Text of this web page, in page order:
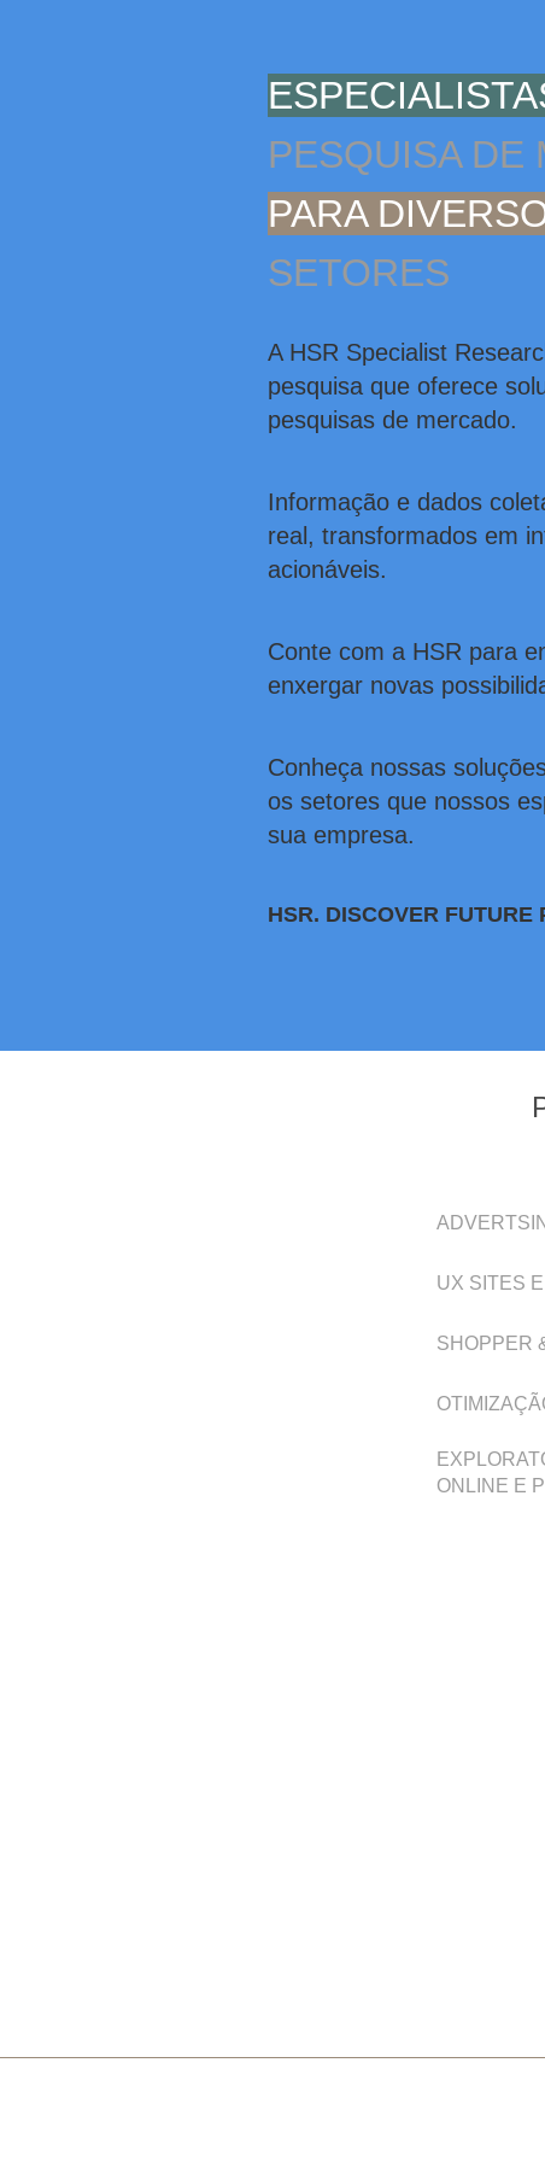
PESQUISA DE
PARA
SETORES
A HSR Specialist
pesquisa que oferece
pesquisas de mercado.
Informação e dados
real, transformados em
acionáveis.
Conte com a HSR para
enxergar novas
Conheça nossas
os setores que nossos
sua empresa.
HSR. DISCOVER FUTURE
UX SITES
SHOPPER
ONLINE E